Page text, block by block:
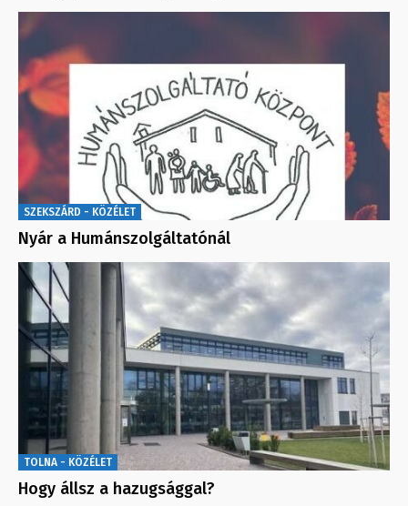
SZEKSZÁRD - KÖZÉLET
Nyár a Humánszolgáltatónál
TOLNA - KÖZÉLET
Hogy állsz a hazugsággal?